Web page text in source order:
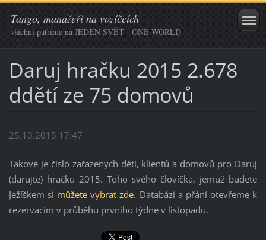
Tango, manažeři na vozíčcích
všichni patříme na JEDEN SVĚT - ONE WORLD
Daruj hračku 2015 2.678
ddětí ze 75 domovů
25.10.2015 17:47
Takové je číslo zařazených dětí, klientů a domovů pro Daruj
(darujte) hračku 2015. Toho svého človíčka, jemuž budete
Ježíškem si můžete vybrat zde. Databázi a přání otevřeme k
rezervacím v průběhu prvního týdne v listopadu.